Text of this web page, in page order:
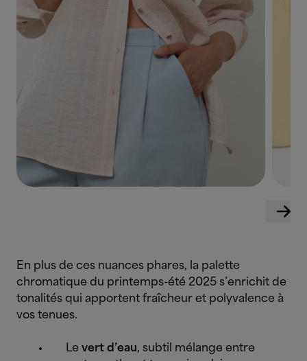
En plus de ces nuances phares, la palette
chromatique du printemps-été 2025 s’enrichit de
tonalités qui apportent fraîcheur et polyvalence à
vos tenues.
Le vert d’eau, subtil mélange entre